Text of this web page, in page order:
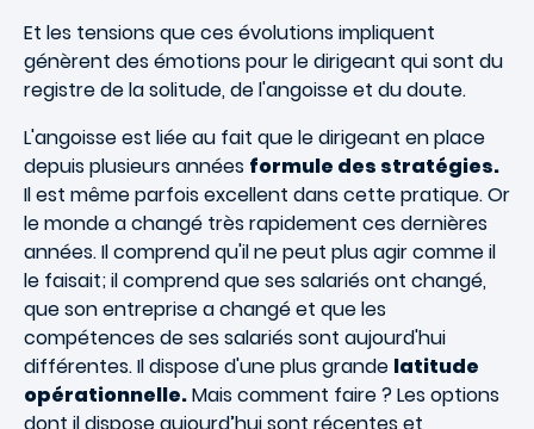
Et les tensions que ces évolutions impliquent
génèrent des émotions pour le dirigeant qui sont du
registre de la solitude, de l'angoisse et du doute.
L'angoisse est liée au fait que le dirigeant en place
depuis plusieurs années formule des stratégies.
Il est même parfois excellent dans cette pratique. Or
le monde a changé très rapidement ces dernières
années. Il comprend qu'il ne peut plus agir comme il
le faisait; il comprend que ses salariés ont changé,
que son entreprise a changé et que les
compétences de ses salariés sont aujourd'hui
différentes. Il dispose d'une plus grande latitude
opérationnelle.Mais comment faire ? Les options